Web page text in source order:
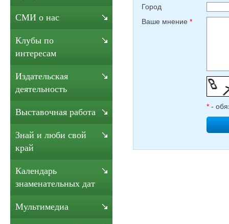
Город
Ваше мнение *
* -
СМИ о нас
Клубы по
интересам
Издательская
деятельность
Выставочная работа
Знай и люби свой
край
Календарь
знаменательных дат
Мультимедиа